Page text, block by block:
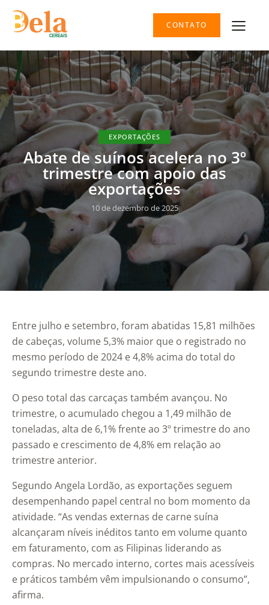
CONTATO
EXPORTAÇÕES
Abate de suínos acelera no 3º
trimestre com apoio das
exportações
10 de dezembro de 2025
Entre julho e setembro, foram abatidas 15,81 milhões
de cabeças, volume 5,3% maior que o registrado no
mesmo período de 2024 e 4,8% acima do total do
segundo trimestre deste ano.
O peso total das carcaças também avançou. No
trimestre, o acumulado chegou a 1,49 milhão de
toneladas, alta de 6,1% frente ao 3º trimestre do ano
passado e crescimento de 4,8% em relação ao
trimestre anterior.
Segundo Angela Lordão, as exportações seguem
desempenhando papel central no bom momento da
atividade. “As vendas externas de carne suína
alcançaram níveis inéditos tanto em volume quanto
em faturamento, com as Filipinas liderando as
compras. No mercado interno, cortes mais acessíveis
e práticos também vêm impulsionando o consumo”,
afirma.